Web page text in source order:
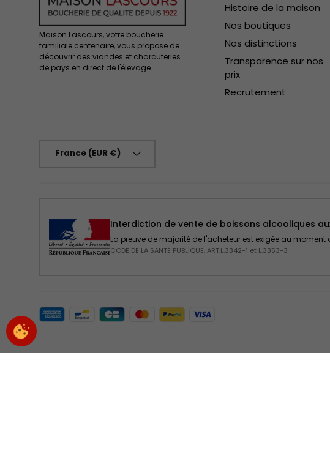
Maison Lascours, votre boucherie
familiale centenaire, vous propose de
découvrir des viandes et charcuteries
de pays en direct de l'élevage.
Histoire de la maison
Nos boutiques
Nos distinctions
Transparence sur nos
prix
Recrutement
France (EUR €)
Interdiction de vente de boissons alcooliques
La preuve de majorité de l'acheteur est exigée au moment
CODE DE LA SANTÉ PUBLIQUE, ART.L.3342-1 et L.3353-3
Moyens de paiement acceptés